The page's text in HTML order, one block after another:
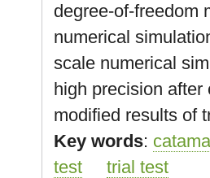
degree-of-freedom
numerical
scale numerical
high precision
modified results of
Key words:
test
trial test